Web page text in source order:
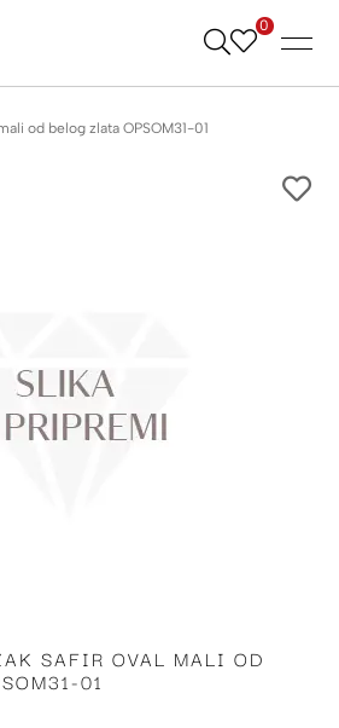
Skip
0
od belog zlata OPSOM31-01
SAFIR OVAL MALI OD
01